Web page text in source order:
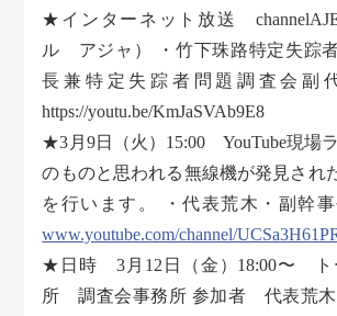
★インターネット放送
ル アジャ） ・竹下珠路特定失踪
長兼特定失踪者問題調査会副
https://youtu.be/KmJaSVAb9E8
★3月9日（火）15:00 YouTube現場
のものと思われる無線機が発見され
を行います。 ・代表荒木・副幹
www.youtube.com/channel/
★日時 3月12日（金）18:00〜 ト
所 調査会事務所 参加者 代表荒木